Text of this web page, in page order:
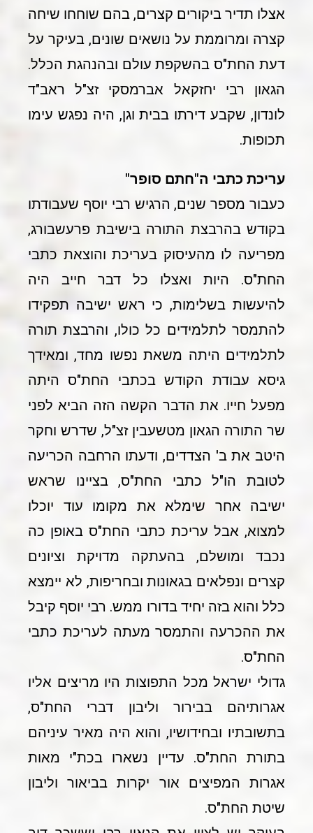
אצלו תדיר ביקורים קצרים, בהם שוחחו שיחה
קצרה ומרוממת על נושאים שונים, בעיקר על
דעת החת"ס בהשקפת עולם ובהנהגת הכלל.
הגאון רבי יחזקאל אברמסקי זצ"ל ראב"ד
לונדון, שקבע דירתו בבית וגן, היה נפגש עימו
תכופות.
עריכת כתבי ה"חתם סופר"
כעבור מספר שנים, הרגיש רבי יוסף שעבודתו
בקודש בהרבצת התורה בישיבת פרעשבורג,
מפריעה לו מהעיסוק בעריכת והוצאת כתבי
החת"ס. היות ואצלו כל דבר חייב היה
להיעשות בשלימות, כי ראש ישיבה תפקידו
להתמסר לתלמידים כל כולו, והרבצת תורה
לתלמידים היתה משאת נפשו מחד, ומאידך
גיסא עבודת הקודש בכתבי החת"ס היתה
מפעל חייו. את הדבר הקשה הזה הביא לפני
שר התורה הגאון מטשעבין זצ"ל, שדרש וחקר
היטב את ב' הצדדים, ודעתו הרחבה הכריעה
לטובת הו"ל כתבי החת"ס, בציינו שראש
ישיבה אחר שימלא את מקומו עוד יוכלו
למצוא, אבל עריכת כתבי החת"ס באופן כה
נכבד ומושלם, בהעתקה מדויקת וציונים
קצרים ונפלאים בגאונות ובחריפות, לא יימצא
כלל והוא בזה יחיד בדורו ממש. רבי יוסף קיבל
את ההכרעה והתמסר מעתה לעריכת כתבי
החת"ס.
גדולי ישראל מכל התפוצות היו מריצים אליו
אגרותיהם בבירור וליבון דברי החת"ס,
בתשובתיו ובחידושיו, והוא היה מאיר עיניהם
בתורת החת"ס. עדיין נשארו בכת"י מאות
אגרות המפיצים אור יקרות בביאור וליבון
שיטת החת"ס.